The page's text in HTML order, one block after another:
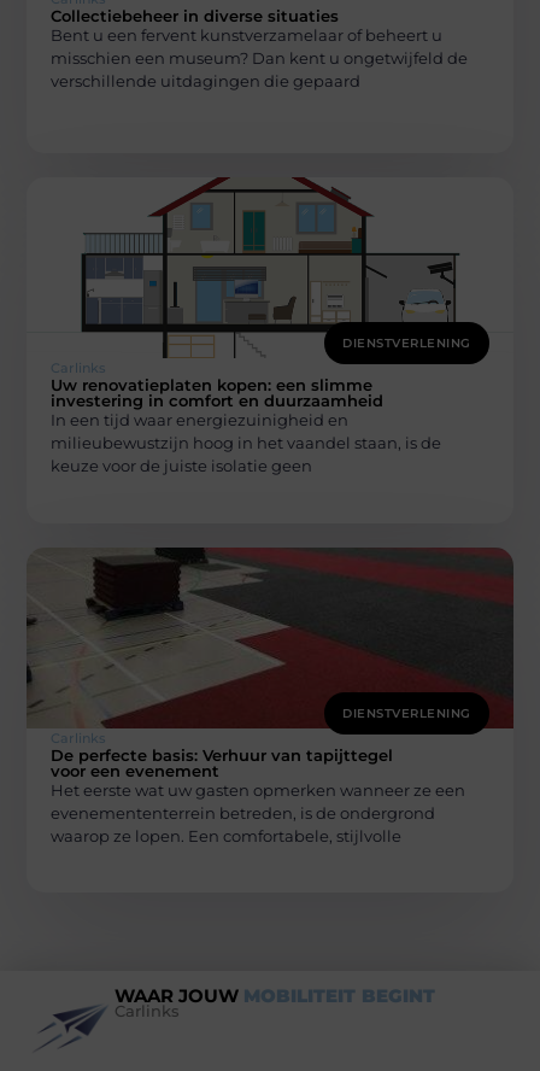
Collectiebeheer in diverse situaties
Bent u een fervent kunstverzamelaar of beheert u
misschien een museum? Dan kent u ongetwijfeld de
verschillende uitdagingen die gepaard
DIENSTVERLENING
Carlinks
Uw renovatieplaten kopen: een slimme
investering in comfort en duurzaamheid
In een tijd waar energiezuinigheid en
milieubewustzijn hoog in het vaandel staan, is de
keuze voor de juiste isolatie geen
DIENSTVERLENING
Carlinks
De perfecte basis: Verhuur van tapijttegel
voor een evenement
Het eerste wat uw gasten opmerken wanneer ze een
evenemententerrein betreden, is de ondergrond
waarop ze lopen. Een comfortabele, stijlvolle
WAAR JOUW MOBILITEIT BEGINT
Carlinks